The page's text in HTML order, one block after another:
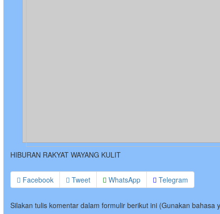
HIBURAN RAKYAT WAYANG KULIT
Facebook Tweet WhatsApp Telegram
Silakan tulis komentar dalam formulir berikut ini (Gunakan bahasa